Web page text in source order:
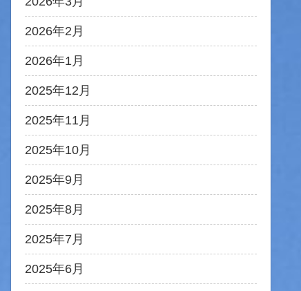
2026年2月
2026年1月
2025年12月
2025年11月
2025年10月
2025年9月
2025年8月
2025年7月
2025年6月